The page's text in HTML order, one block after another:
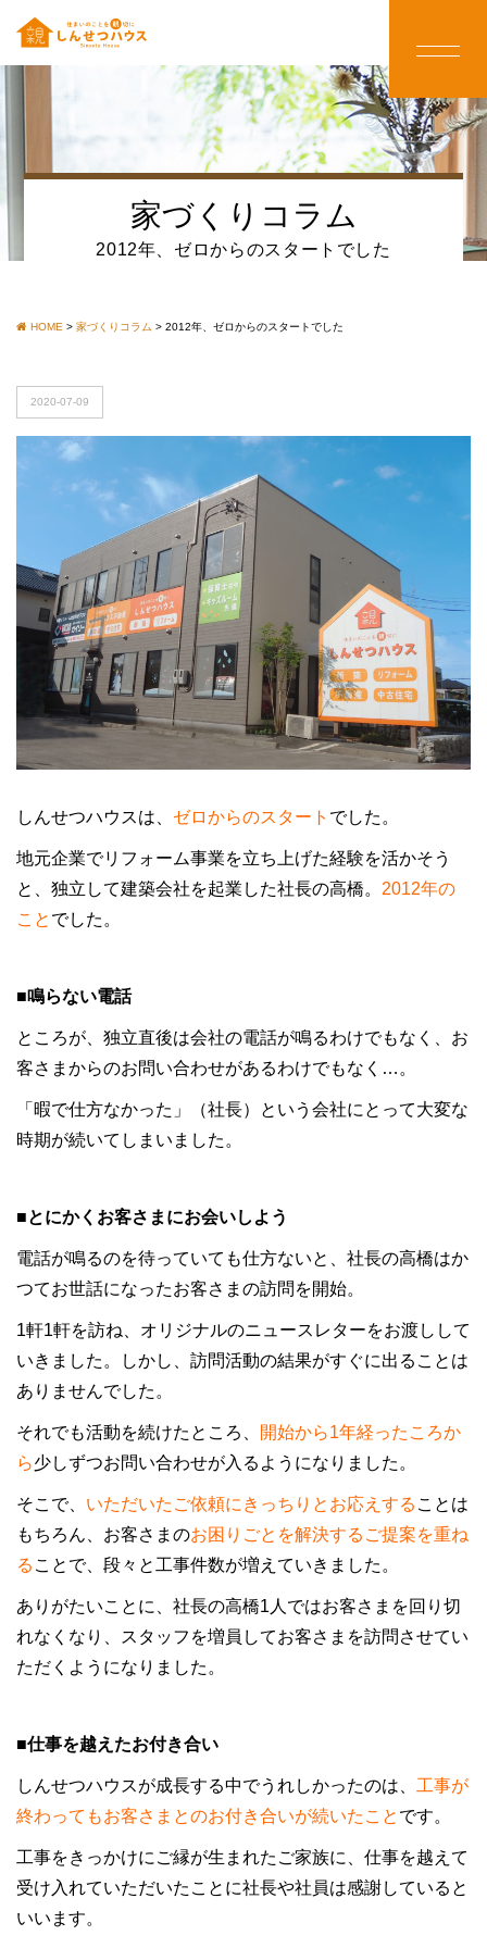
家づくりコラム
2012年、ゼロからのスタートでした
HOME > 家づくりコラム > 2012年、ゼロからのスタートでした
2020-07-09
しんせつハウスは、 ゼロからのスタート でした。
地元企業でリフォーム事業を立ち上げた経験を活かそう
と、独立して建築会社を起業した社長の高橋。 2012年の
こと でした。
■鳴らない電話
ところが、独立直後は会社の電話が鳴るわけでもなく、お
客さまからのお問い合わせがあるわけでもなく…。
「暇で仕方なかった」（社長）という会社にとって大変な
時期が続いてしまいました。
■とにかくお客さまにお会いしよう
電話が鳴るのを待っていても仕方ないと、社長の高橋はか
つてお世話になったお客さまの訪問を開始。
1軒1軒を訪ね、オリジナルのニュースレターをお渡しして
いきました。しかし、訪問活動の結果がすぐに出ることは
ありませんでした。
それでも活動を続けたところ、
開始から1年経ったころか
ら少しずつお問い合わせが入るようになりました。
そこで、 いただいたご依頼にきっちりとお応えする ことは
もちろん、お客さまのお困りごとを解決するご提案を重ね
る ことで、段々と工事件数が増えていきました。
ありがたいことに、社長の高橋1人ではお客さまを回り切
れなくなり、スタッフを増員してお客さまを訪問させてい
ただくようになりました。
■仕事を越えたお付き合い
しんせつハウスが成長する中でうれしかったのは、 工事が
終わってもお客さまとのお付き合いが続いたこと です。
工事をきっかけにご縁が生まれたご家族に、仕事を越えて
受け入れていただいたことに社長や社員は感謝していると
いいます。